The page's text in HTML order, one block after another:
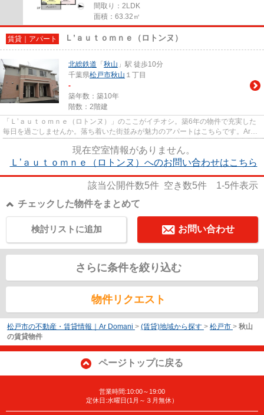
間取り：2LDK
面積：63.32㎡
賃貸｜アパート Ｌ’ａｕｔｏｍｎｅ（ロトンヌ）
北総鉄道 「 秋山 」駅 徒歩10分
千葉県松戸市秋山 １丁目
-
築年数：築10年
階数：2階建
「Ｌ’ａｕｔｏｍｎｅ（ロトンヌ）」のここがイチオシ。築6年の物件で充実した
毎日を過ごしませんか。落ち着いた街並みが魅力のアパートはこちらです。Ar
現在空室情報がありません。
Ｌ’ａｕｔｏｍｎｅ（ロトンヌ）へのお問い合わせはこちら
該当公開件数5件 空き数5件 1-5件表示
チェックした物件をまとめて
お問い合わせ
検討リストに追加
さらに条件を絞り込む
物件リクエスト
松戸市の不動産・賃貸情報｜Ar Domani > (賃貸)地域から探す > 松戸市 > 秋山
の賃貸物件
ページトップに戻る
営業時間:10:00～19:00
定休日:水曜日(1月～３月無休）